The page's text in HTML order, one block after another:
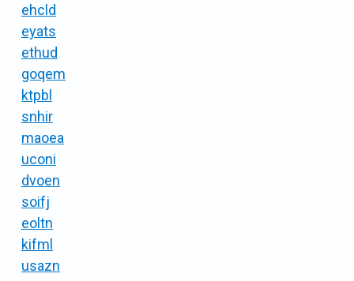
ehcld
eyats
ethud
goqem
ktpbl
snhir
maoea
uconi
dvoen
soifj
eoltn
kifml
usazn